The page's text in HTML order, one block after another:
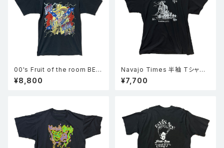
00's Fruit of the room BES
T スカル サンダー サザンクロス
プリント 半袖 Tシャツ 黒 M
¥8,800
Navajo Times 半袖 Tシャツ
黒 XL
¥7,700